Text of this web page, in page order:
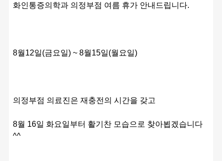
화인통증의학과 의정부점 여름 휴가 안내드립니다.
8월12일(금요일) ~ 8월15일(월요일)
의정부점 의료진은 재충전의 시간을 갖고
8월 16일 화요일부터 활기찬 모습으로 찾아뵙겠습니다
^^​